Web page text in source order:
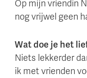
Op mijn vriendin
nog vrijwel geen
Wat doe je het
Niets lekkerder
ik met vrienden